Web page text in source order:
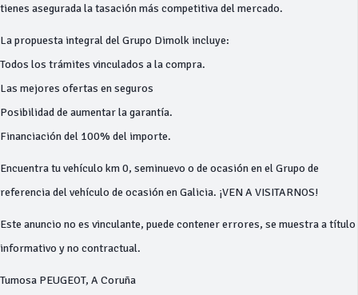
tienes asegurada la tasación más competitiva del mercado.
La propuesta integral del Grupo Dimolk incluye:
Todos los trámites vinculados a la compra.
Las mejores ofertas en seguros
Posibilidad de aumentar la garantía.
Financiación del 100% del importe.
Encuentra tu vehículo km 0, seminuevo o de ocasión en el Grupo de
referencia del vehículo de ocasión en Galicia. ¡VEN A VISITARNOS!
Este anuncio no es vinculante, puede contener errores, se muestra a título
informativo y no contractual.
Tumosa PEUGEOT, A Coruña